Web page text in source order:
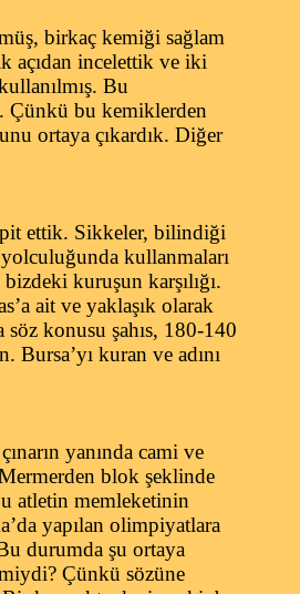
birkaç kemiği sağlam
açıdan incelettik ve iki
Bu
Çünkü bu kemiklerden
ortaya çıkardık. Diğer
ettik. Sikkeler, bilindiği
kullanmaları
kuruşun karşılığı.
ait ve yaklaşık olarak
konusu şahıs, 180-140
kuran ve adını
yanında cami ve
blok şeklinde
atletin memleketinin
yapılan olimpiyatlara
durumda şu ortaya
Çünkü sözüne